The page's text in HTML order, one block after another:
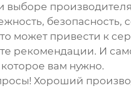
выборе
безопасность,
может привести к
рекомендации. И
вам нужно.
Хороший